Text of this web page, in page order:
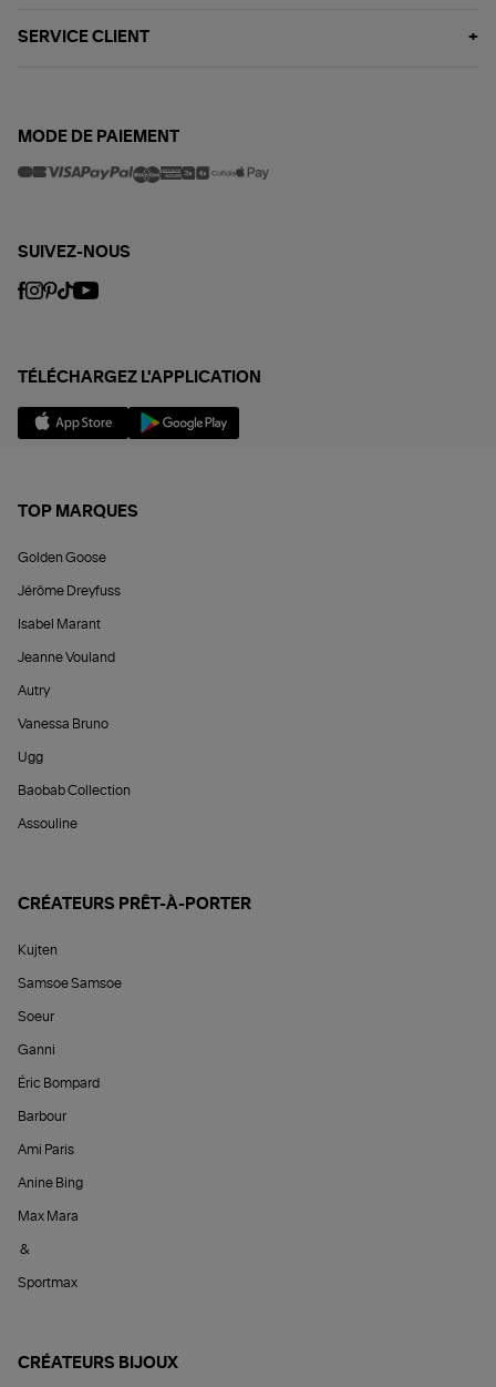
SERVICE CLIENT
MODE DE PAIEMENT
SUIVEZ-NOUS
TÉLÉCHARGEZ L'APPLICATION
TOP MARQUES
Golden Goose
Jérôme Dreyfuss
Isabel Marant
Jeanne Vouland
Autry
Vanessa Bruno
Ugg
Baobab Collection
Assouline
CRÉATEURS PRÊT-À-PORTER
Kujten
Samsoe Samsoe
Soeur
Ganni
Éric Bompard
Barbour
Ami Paris
Anine Bing
Max Mara
&
Sportmax
CRÉATEURS BIJOUX